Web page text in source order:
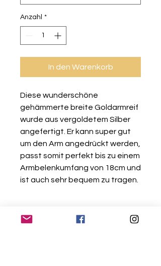
Anzahl *
In den Warenkorb
Diese wunderschöne
gehämmerte breite Goldarmreif
wurde aus vergoldetem Silber
angefertigt. Er kann super gut
um den Arm angedrückt werden,
passt somit perfekt bis zu einem
Armbelenkumfang von 18cm und
ist auch sehr bequem zu tragen.